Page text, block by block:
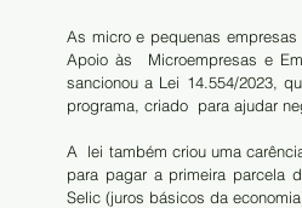
As micro e pequenas
Apoio às  Microempresas e
sancionou a Lei 14.554/2023,
programa, criado  para ajudar
A  lei também criou uma
para pagar a primeira parcela
Selic (juros básicos da